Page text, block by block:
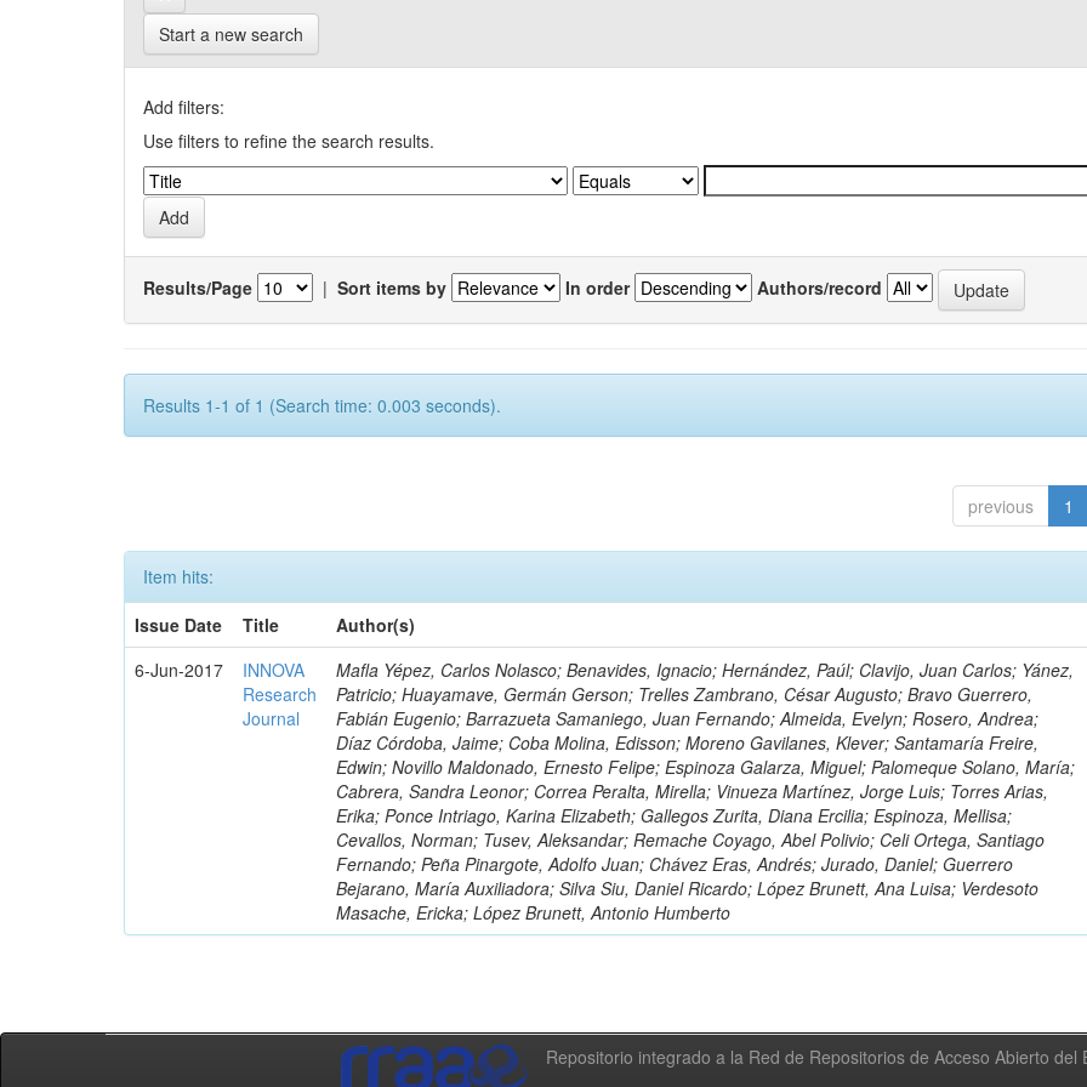
Start a new search
Add filters:
Use filters to refine the search results.
Results/Page | Sort items by In order Authors/record
Results 1-1 of 1 (Search time: 0.003 seconds).
previous 1
Item hits:
Issue Date
Title
Author(s)
6-Jun-2017
INNOVA
Research
Journal
Mafla Yépez, Carlos Nolasco; Benavides, Ignacio; Hernández, Paúl; Clavijo, Juan Carlos; Yánez,
Patricio; Huayamave, Germán Gerson; Trelles Zambrano, César Augusto; Bravo Guerrero,
Fabián Eugenio; Barrazueta Samaniego, Juan Fernando; Almeida, Evelyn; Rosero, Andrea;
Díaz Córdoba, Jaime; Coba Molina, Edisson; Moreno Gavilanes, Klever; Santamaría Freire,
Edwin; Novillo Maldonado, Ernesto Felipe; Espinoza Galarza, Miguel; Palomeque Solano, María;
Cabrera, Sandra Leonor; Correa Peralta, Mirella; Vinueza Martínez, Jorge Luis; Torres Arias,
Erika; Ponce Intriago, Karina Elizabeth; Gallegos Zurita, Diana Ercilia; Espinoza, Mellisa;
Cevallos, Norman; Tusev, Aleksandar; Remache Coyago, Abel Polivio; Celi Ortega, Santiago
Fernando; Peña Pinargote, Adolfo Juan; Chávez Eras, Andrés; Jurado, Daniel; Guerrero
Bejarano, María Auxiliadora; Silva Siu, Daniel Ricardo; López Brunett, Ana Luisa; Verdesoto
Masache, Ericka; López Brunett, Antonio Humberto
Repositorio integrado a la Red de Repositorios de Acceso Abierto del